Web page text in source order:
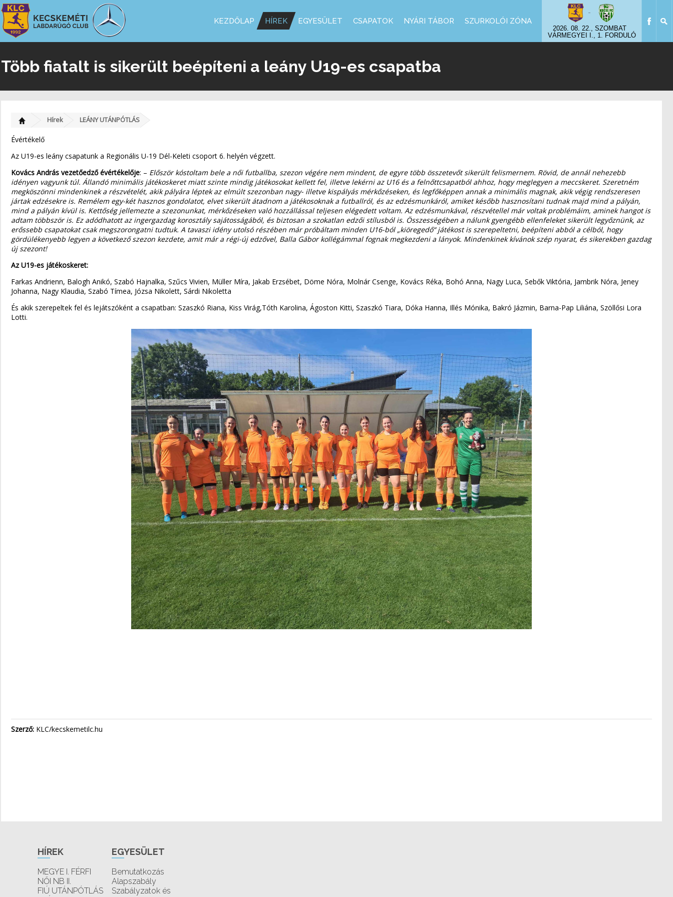
-
2026. 08. 22., SZOMBAT
VÁRMEGYEI I., 1. FORDULÓ
KEZDŐLAP HÍREK EGYESÜLET CSAPATOK NYÁRI TÁBOR SZURKOLÓI ZÓNA
Több fiatalt is sikerült beépíteni a leány U19-es csapatba
Hírek LEÁNY UTÁNPÓTLÁS
Évértékelő
Az U19-es leány csapatunk a Regionális U-19 Dél-Keleti csoport 6. helyén végzett.
Kovács András vezetőedző évértékelője: – Először kóstoltam bele a női futballba, szezon végére nem mindent, de egyre több összetevőt sikerült felismernem. Rövid, de annál nehezebb
idényen vagyunk túl. Állandó minimális játékoskeret miatt szinte mindig játékosokat kellett fel, illetve lekérni az U16 és a felnőttcsapatból ahhoz, hogy meglegyen a meccskeret. Szeretném
megköszönni mindenkinek a részvételét, akik pályára léptek az elmúlt szezonban nagy- illetve kispályás mérkőzéseken, és legfőképpen annak a minimális magnak, akik végig rendszeresen
jártak edzésekre is. Remélem egy-két hasznos gondolatot, elvet sikerült átadnom a játékosoknak a futballról, és az edzésmunkáról, amiket később hasznosítani tudnak majd mind a pályán,
mind a pályán kívül is. Kettőség jellemezte a szezonunkat, mérkőzéseken való hozzállással teljesen elégedett voltam. Az edzésmunkával, részvétellel már voltak problémáim, aminek hangot is
adtam többször is. Ez adódhatott az ingergazdag korosztály sajátosságából, és biztosan a szokatlan edzői stílusból is. Összességében a nálunk gyengébb ellenfeleket sikerült legyőznünk, az
erőssebb csapatokat csak megszorongatni tudtuk. A tavaszi idény utolsó részében már próbáltam minden U16-ból „kiöregedő“ játékost is szerepeltetni, beépíteni abból a célból, hogy
gördülékenyebb legyen a következő szezon kezdete, amit már a régi-új edzővel, Balla Gábor kollégámmal fognak megkezdeni a lányok. Mindenkinek kívánok szép nyarat, és sikerekben gazdag
új szezont!
Az U19-es játékoskeret:
Farkas Andrienn, Balogh Anikó, Szabó Hajnalka, Szűcs Vivien, Müller Míra, Jakab Erzsébet, Döme Nóra, Molnár Csenge, Kovács Réka, Bohó Anna, Nagy Luca, Sebők Viktória, Jambrik Nóra, Jeney
Johanna, Nagy Klaudia, Szabó Tímea, Józsa Nikolett, Sárdi Nikoletta
És akik szerepeltek fel és lejátszóként a csapatban: Szaszkó Riana, Kiss Virág,Tóth Karolina, Ágoston Kitti, Szaszkó Tiara, Dóka Hanna, Illés Mónika, Bakró Jázmin, Barna-Pap Liliána, Szöllősi Lora
Lotti.
Szerző: KLC/kecskemetilc.hu
HÍREK
MEGYE I. FÉRFI
NŐI NB II.
FIÚ UTÁNPÓTLÁS
EGYESÜLET
Bemutatkozás
Alapszabály
Szabályzatok és